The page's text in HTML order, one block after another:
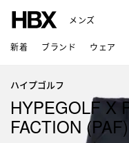
メンズ
新着 ブランド ウェア
ハイプゴルフ
HYPEGOLF X
FACTION